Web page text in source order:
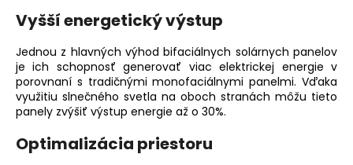
Vyšší energetický výstup
Jednou z hlavných výhod bifaciálnych solárnych panelov
je ich schopnosť generovať viac elektrickej energie v
porovnaní s tradičnými monofaciálnymi panelmi. Vďaka
využitiu slnečného svetla na oboch stranách môžu tieto
panely zvýšiť výstup energie až o 30%.
Optimalizácia priestoru
HĽADAŤ
O
d